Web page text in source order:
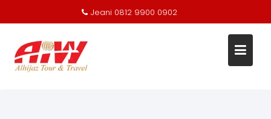
Jeani 0812 9900 0902